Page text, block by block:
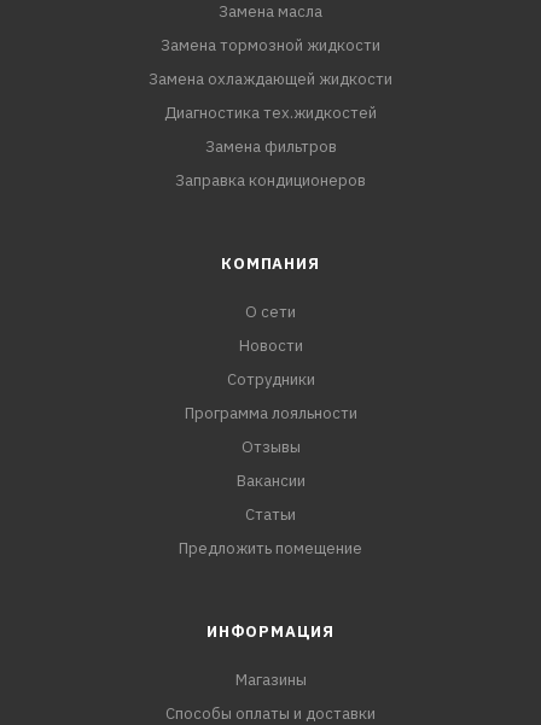
Замена масла
Замена тормозной жидкости
Замена охлаждающей жидкости
Диагностика тех.жидкостей
Замена фильтров
Заправка кондиционеров
КОМПАНИЯ
О сети
Новости
Сотрудники
Программа лояльности
Отзывы
Вакансии
Статьи
Предложить помещение
ИНФОРМАЦИЯ
Магазины
Способы оплаты и доставки